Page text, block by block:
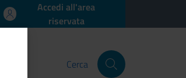
Accedi all'area
riservata
Cerca